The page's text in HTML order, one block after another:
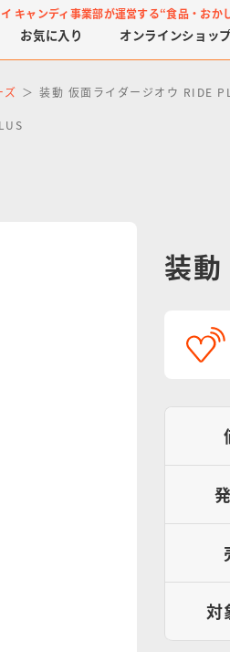
キャンディ事業部が運営する“食品・おか
隊シリーズ
プリキュアシ
チョコサプ
お気に入り オンラインショップ
ズ 装動 仮面ライダージオウ RIDE
装
対